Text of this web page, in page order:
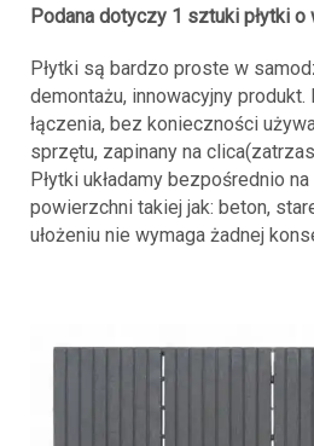
Podana dotyczy 1 sztuki płytki o
Płytki są bardzo proste w
demontażu, innowacyjny
łączenia, bez konieczności
sprzętu, zapinany na
Płytki układamy bezpośrednio
powierzchni takiej jak: beton,
ułożeniu nie wymaga żadnej